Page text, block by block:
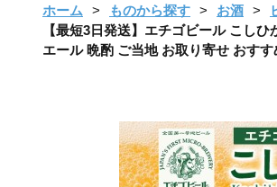
ホーム ものから探す お酒
【最短3日発送】エチゴビール こし
エール 晩酌 ご当地 お取り寄せ おす